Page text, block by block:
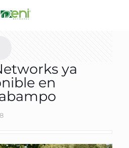
ya
en